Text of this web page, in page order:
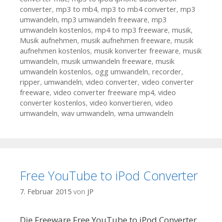
converter, mp3 to mb4, mp3 to mb4 converter, mp3
umwandeln, mp3 umwandeln freeware, mp3
umwandeln kostenlos, mp4 to mp3 freeware, musik,
Musik aufnehmen, musik aufnehmen freeware, musik
aufnehmen kostenlos, musik konverter freeware, musik
umwandeln, musik umwandeln freeware, musik
umwandeln kostenlos, ogg umwandeln, recorder,
ripper, umwandeln, video converter, video converter
freeware, video converter freeware mp4, video
converter kostenlos, video konvertieren, video
umwandeln, wav umwandeln, wma umwandeln
Free YouTube to iPod Converter
7. Februar 2015 von JP